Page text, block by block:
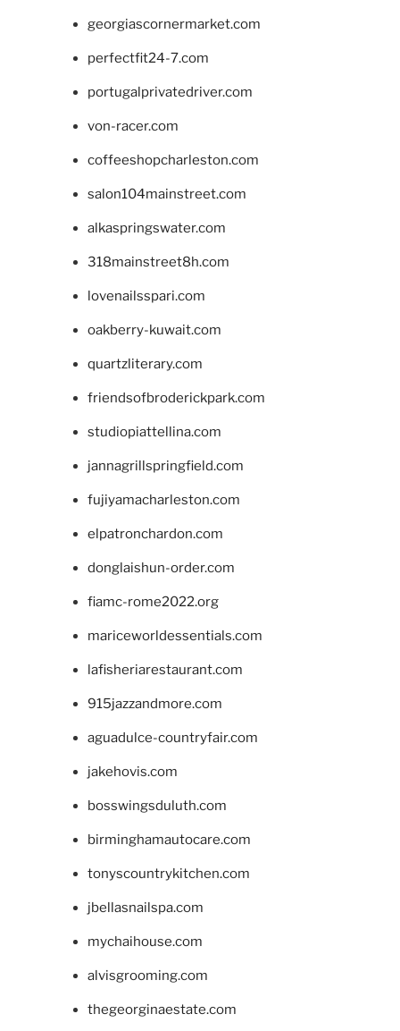
georgiascornermarket.com
perfectfit24-7.com
portugalprivatedriver.com
von-racer.com
coffeeshopcharleston.com
salon104mainstreet.com
alkaspringswater.com
318mainstreet8h.com
lovenailsspari.com
oakberry-kuwait.com
quartzliterary.com
friendsofbroderickpark.com
studiopiattellina.com
jannagrillspringfield.com
fujiyamacharleston.com
elpatronchardon.com
donglaishun-order.com
fiamc-rome2022.org
mariceworldessentials.com
lafisheriarestaurant.com
915jazzandmore.com
aguadulce-countryfair.com
jakehovis.com
bosswingsduluth.com
birminghamautocare.com
tonyscountrykitchen.com
jbellasnailspa.com
mychaihouse.com
alvisgrooming.com
thegeorginaestate.com